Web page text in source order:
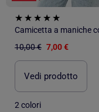
10,00 € 7,00 €
Vedi prodotto
2 colori